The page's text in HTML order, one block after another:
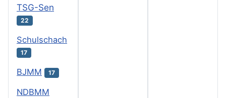
TSG-Sen
22
Schulschach
17
BJMM 17
NDBMM